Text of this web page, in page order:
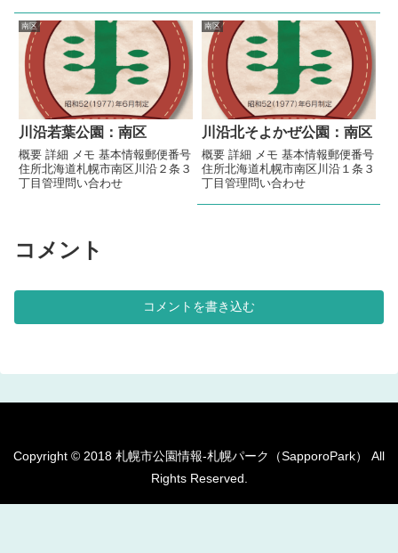
南区
川沿若葉公園：南区
概要 詳細 メモ 基本情報郵便番号
住所北海道札幌市南区川沿２条３
丁目管理問い合わせ
南区
川沿北そよかぜ公園：南区
概要 詳細 メモ 基本情報郵便番号
住所北海道札幌市南区川沿１条３
丁目管理問い合わせ
コメント
コメントを書き込む
Copyright © 2018 札幌市公園情報-札幌パーク（SapporoPark） All
Rights Reserved.